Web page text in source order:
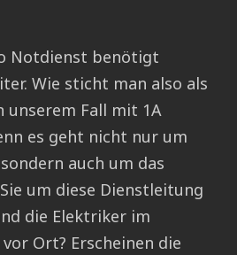
Notdienst benötigt
Wie sticht man also als
unserem Fall mit 1A
es geht nicht nur um
auch um das
um diese Dienstleitung
die Elektriker im
Ort? Erscheinen die